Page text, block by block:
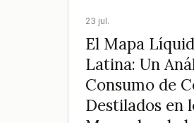
23 jul.
El Mapa
Latina: Un
Consumo de
Destilados en